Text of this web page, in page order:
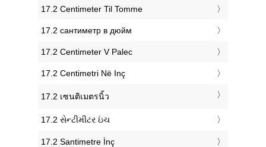
‎17.2 Centimeter Til Tomme
‎17.2 сантиметр в дюйм
‎17.2 Centimeter V Palec
‎17.2 Centimetri Në Inç
‎17.2 เซนติเมตรนิ้ว
‎17.2 સેન્ટીમીટર ઇંચ
‎17.2 Santimetre İnç